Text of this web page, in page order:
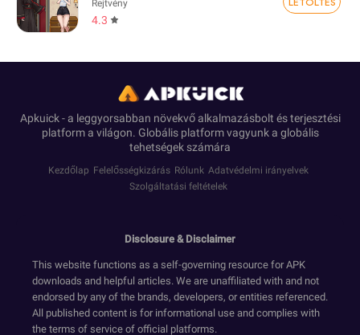
Rejtvény
4.3
Apkuick - a leggyorsabban növekvő alkalmazásbolt és terjesztési
platform a világon. Globális platform vagyunk a globális
tehetségek számára
Kezdőlap Felelősségkizárás Rólunk Adatvédelmi irányelvek
Szolgáltatási feltételek
Disclosure & Disclaimer
This website functions as a self-governing resource for APK
downloads and helpful articles. We are unaffiliated with and not
endorsed by any of the brands, developers, or entities referenced.
All published content is for informational use and complies with
the terms of service of official platforms.